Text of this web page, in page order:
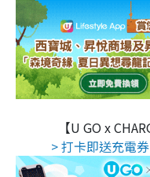
【U GO x
> 打卡即送充電